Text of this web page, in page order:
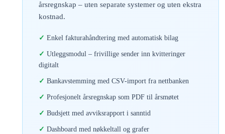
årsregnskap – uten separate systemer og uten ekstra
kostnad.
Enkel fakturahåndtering med automatisk bilag
Utleggsmodul – frivillige sender inn kvitteringer
digitalt
Bankavstemming med CSV-import fra nettbanken
Profesjonelt årsregnskap som PDF til årsmøtet
Budsjett med avviksrapport i sanntid
Dashboard med nøkkeltall og grafer